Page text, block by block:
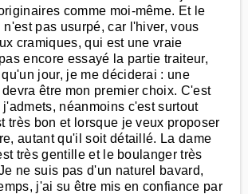
comme moi-même. Et le
pas usurpé, car l'hiver, vous
cramiques, qui est une vraie
encore essayé la partie traiteur,
jour, je me déciderai : une
être mon premier choix. C'est
j'admets, néanmoins c'est surtout
très bon et lorsque je veux proposer
autant qu'il soit détaillé. La dame
très gentille et le boulanger très
ne suis pas d'un naturel bavard,
j'ai su être mis en confiance par